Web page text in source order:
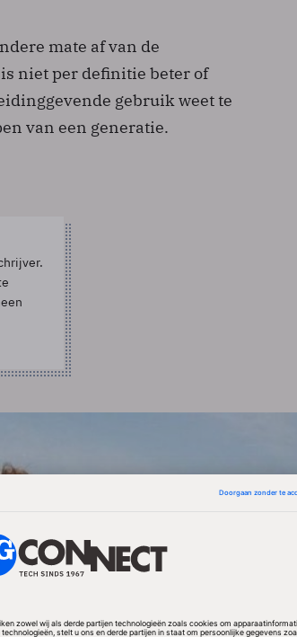
mate af van de
niet per definitie beter of
gebruik weet te
van een generatie.